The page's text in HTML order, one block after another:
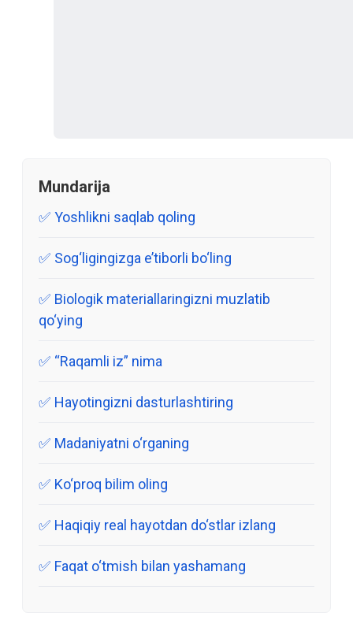
Mundarija
Yoshlikni saqlab qoling
Sog‘ligingizga e’tiborli bo‘ling
Biologik materiallaringizni muzlatib
qo‘ying
“Raqamli iz” nima
Hayotingizni dasturlashtiring
Madaniyatni o‘rganing
Ko‘proq bilim oling
Haqiqiy real hayotdan do‘stlar izlang
Faqat o‘tmish bilan yashamang